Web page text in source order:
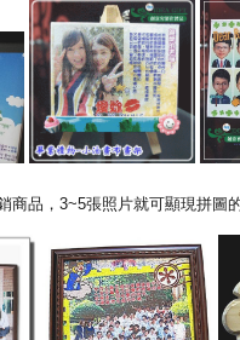
商品，3~5張照片就可顯現拼